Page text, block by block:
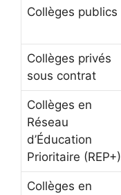
Collèges publics
Collèges privés
sous contrat
Collèges en
Réseau
d’Éducation
Prioritaire (REP+)
Collèges en